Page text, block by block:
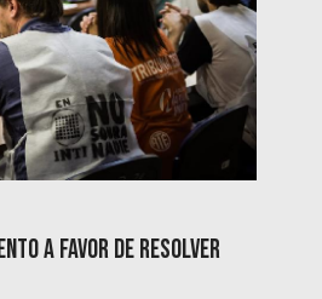
a favor de resolver